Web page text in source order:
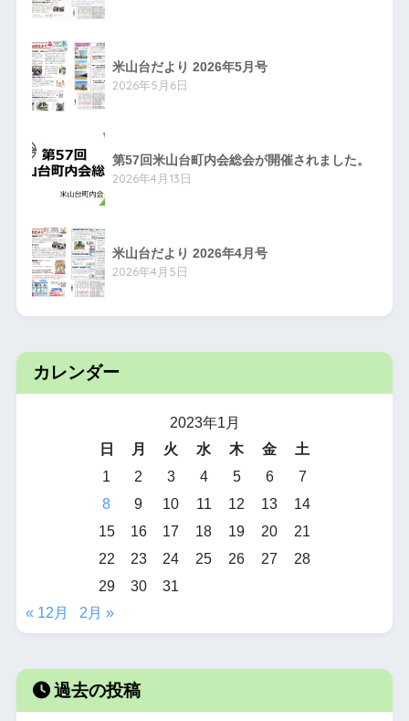
米山台だより 2026年5月号
2026年5月6日
第57回米山台町内会総会が開催されました。
2026年4月13日
米山台だより 2026年4月号
2026年4月5日
カレンダー
2023年1月
日
月 火 水 木 金
土
1
2 3 4 5 6
7
8
9 10 11 12 13
14
15
16 17 18 19 20
21
22
23 24 25 26 27
28
29
30
31
« 12月
2月 »
過去の投稿